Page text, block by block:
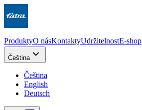
ProduktyO násKontaktyUdržitelnostE-shop
Čeština
Čeština
English
Deutsch